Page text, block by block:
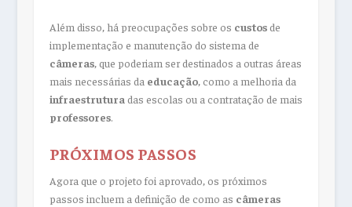
Além disso, há preocupações sobre os custosde
implementação e manutenção do sistema de
câmeras, que poderiam ser destinados a outras áreas
mais necessárias da educação, como a melhoria da
infraestrutura das escolas ou a contratação de mais
professores.
PRÓXIMOS PASSOS
Agora que o projeto foi aprovado, os próximos
passos incluem a definição de como as câmeras